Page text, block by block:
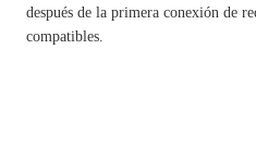
después de la primera conexión de
compatibles.